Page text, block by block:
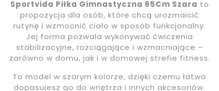
Sportvida Piłka Gimnastyczna 65Cm Szara to
propozycja dla osób, które chcą urozmaicić
rutynę i wzmocnić ciało w sposób funkcjonalny.
Jej forma pozwala wykonywać ćwiczenia
stabilizacyjne, rozciągające i wzmacniające –
zarówno w domu, jak i w domowej strefie fitness.
To model w szarym kolorze, dzięki czemu łatwo
dopasujesz go do wnętrza i innych akcesoriów.